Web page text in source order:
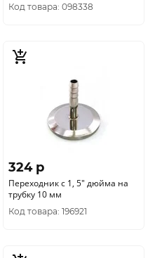
Код товара: 098338
324 p
Переходник с 1, 5" дюйма на
трубку 10 мм
Код товара: 196921